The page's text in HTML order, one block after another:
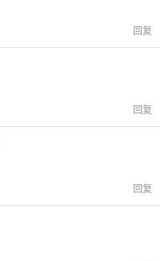
回复
回复
回复